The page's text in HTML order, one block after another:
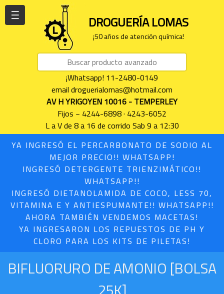
DROGUERÍA LOMAS
¡50 años de atención química!
¡Whatsapp! 11-2480-0149
email droguerialomas@hotmail.com
AV H YRIGOYEN 10016 - TEMPERLEY
Fijos ~ 4244-6898 · 4243-6052
L a V de 8 a 16 de corrido Sab 9 a 12:30
YA INGRESÓ EL PERCARBONATO DE SODIO AL
MEJOR PRECIO!! WHATSAPP!
INGRESÓ DETERGENTE TRIENZIMÁTICO!!
WHATSAPP!!
INGRESÓ DIETANOLAMIDA DE COCO, LESS 70,
VITAMINA E Y ANTIESPUMANTE!! WHATSAPP!!
AHORA TAMBIÉN VENDEMOS MACETAS!
YA INGRESARON LOS REPUESTOS DE PH Y
CLORO PARA LOS KITS DE PILETAS!
| | |
BIFLUORURO DE AMONIO [BOLSA